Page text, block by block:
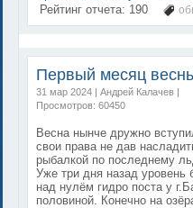
Рейтинг отчета: 190
Первый месяц
31 мар 2024 | Андрей Калачев |
Просмотров: 60450
Весна нынче дружно
свои права не дав
рыбалкой по последнему
Уже три дня назад
над нулём гидро поста у
половиной. Конечно на